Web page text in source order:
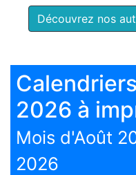
Découvrez nos
2026 à
Mois d'Août
2026